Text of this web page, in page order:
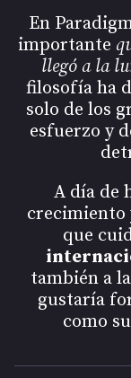
En
importante
llegó a la
filosofía ha
solo de los
esfuerzo y
A día de
crecimiento
que
también a
gustaría
como